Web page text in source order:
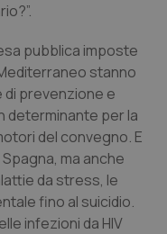
Ulcerosa
pubblica imposte
stanno
di prevenzione e
determinante per la
del convegno. E
ma anche
da stress, le
fino al suicidio.
infezioni da HIV